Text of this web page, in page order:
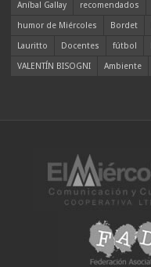
Aníbal Gallay
recomendados
humor de Miércoles
Bordet
Lauritto
Docentes fútbol
VALENTÍN BISOGNI
Ambiente